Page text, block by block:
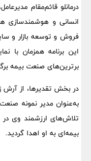
درمانلو قائم‌مقام
انسانی و
فروش و توسعه بازار و
این برنامه همزمان با
برترین‌های صنعت بیمه
در بخش تقدیرها، از
به‌عنوان مدیر نمونه
تلاش‌های ارزشمند وی
بیمه‌ای به او اهدا گردید.